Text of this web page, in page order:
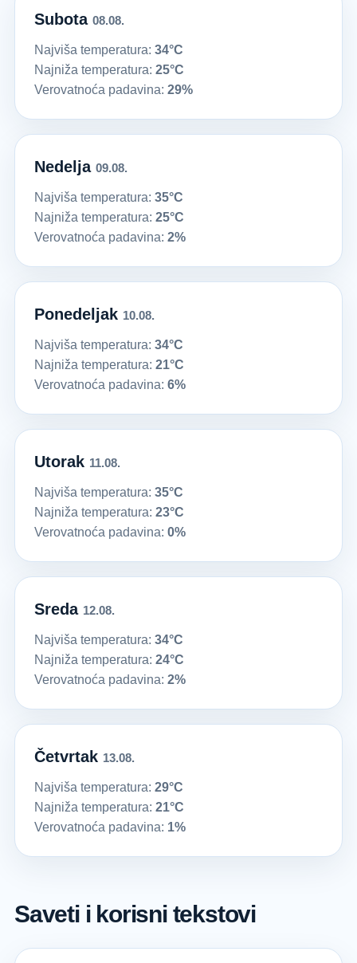
Subota 08.08.
Najviša temperatura: 34°C
Najniža temperatura: 25°C
Verovatnoća padavina: 29%
Nedelja 09.08.
Najviša temperatura: 35°C
Najniža temperatura: 25°C
Verovatnoća padavina: 2%
Ponedeljak 10.08.
Najviša temperatura: 34°C
Najniža temperatura: 21°C
Verovatnoća padavina: 6%
Utorak 11.08.
Najviša temperatura: 35°C
Najniža temperatura: 23°C
Verovatnoća padavina: 0%
Sreda 12.08.
Najviša temperatura: 34°C
Najniža temperatura: 24°C
Verovatnoća padavina: 2%
Četvrtak 13.08.
Najviša temperatura: 29°C
Najniža temperatura: 21°C
Verovatnoća padavina: 1%
Saveti i korisni tekstovi